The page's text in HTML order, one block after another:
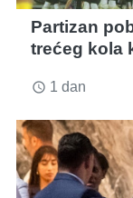
Partizan
trećeg kola
access_time 1 dan